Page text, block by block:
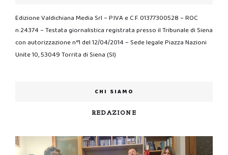
Edizione Valdichiana Media Srl – P.IVA e C.F. 01377300528 – ROC
n.24374 – Testata giornalistica registrata presso il Tribunale di Siena
con autorizzazione n°1 del 12/04/2014 – Sede legale Piazza Nazioni
Unite 10, 53049 Torrita di Siena (SI)
CHI SIAMO
REDAZIONE